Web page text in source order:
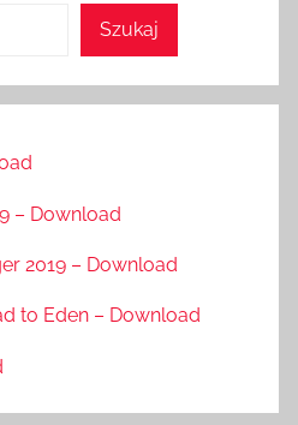
Szukaj
– Download
2019 – Download
to Eden – Download